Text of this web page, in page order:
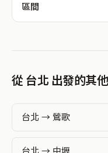
區間
從 台北 出發的其
台北 → 鶯歌